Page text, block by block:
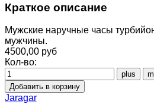
Краткое описание
Мужские наручные часы
мужчины.
4500,00 руб
Кол-во:
Jaragar